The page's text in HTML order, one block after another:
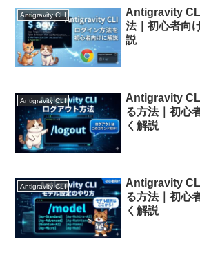
Antigravity CLI
Antigravity
法｜初心者向
説
Antigravity CLI
Antigravity
る方法｜初心
く解説
Antigravity CLI
Antigravity
る方法｜初心
く解説